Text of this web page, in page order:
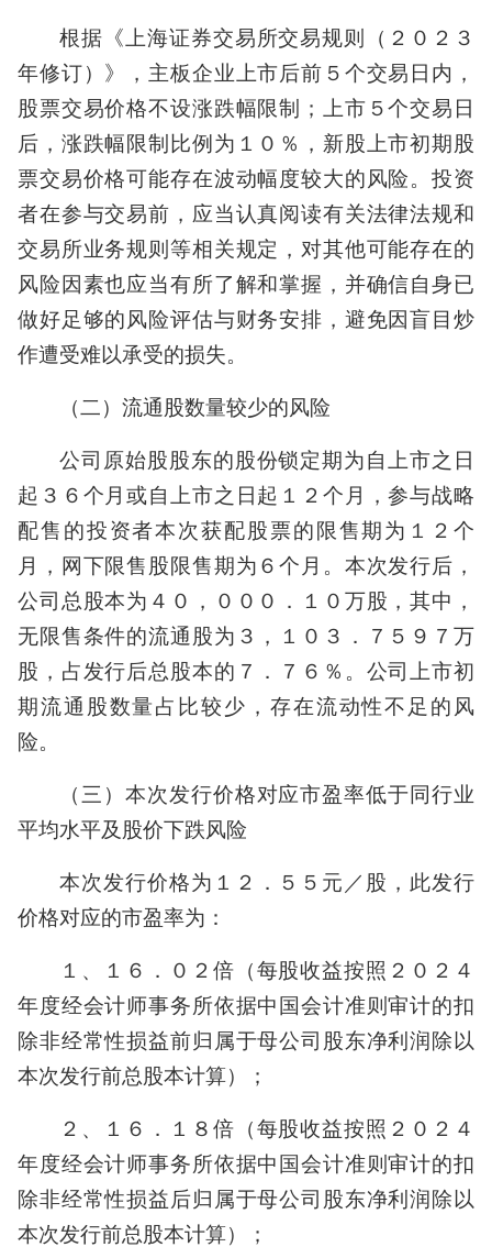
根据《上海证券交易所交易规则（２０２３
年修订）》，主板企业上市后前５个交易日内，
股票交易价格不设涨跌幅限制；上市５个交易日
后，涨跌幅限制比例为１０％，新股上市初期股
票交易价格可能存在波动幅度较大的风险。投资
者在参与交易前，应当认真阅读有关法律法规和
交易所业务规则等相关规定，对其他可能存在的
风险因素也应当有所了解和掌握，并确信自身已
做好足够的风险评估与财务安排，避免因盲目炒
作遭受难以承受的损失。
（二）流通股数量较少的风险
公司原始股股东的股份锁定期为自上市之日
起３６个月或自上市之日起１２个月，参与战略
配售的投资者本次获配股票的限售期为１２个
月，网下限售股限售期为６个月。本次发行后，
公司总股本为４０，０００．１０万股，其中，
无限售条件的流通股为３，１０３．７５９７万
股，占发行后总股本的７．７６％。公司上市初
期流通股数量占比较少，存在流动性不足的风
险。
（三）本次发行价格对应市盈率低于同行业
平均水平及股价下跌风险
本次发行价格为１２．５５元／股，此发行
价格对应的市盈率为：
１、１６．０２倍（每股收益按照２０２４
年度经会计师事务所依据中国会计准则审计的扣
除非经常性损益前归属于母公司股东净利润除以
本次发行前总股本计算）；
２、１６．１８倍（每股收益按照２０２４
年度经会计师事务所依据中国会计准则审计的扣
除非经常性损益后归属于母公司股东净利润除以
本次发行前总股本计算）；